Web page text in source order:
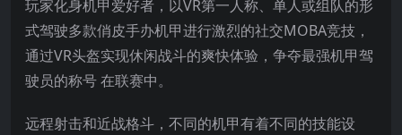
玩家化身机甲爱好者，以VR第一人称、单人或组队的形
式驾驶多款俏皮手办机甲进行激烈的社交MOBA竞技，
通过VR头盔实现休闲战斗的爽快体验，争夺最强机甲驾
驶员的称号 在联赛中。
远程射击和近战格斗，不同的机甲有着不同的技能设